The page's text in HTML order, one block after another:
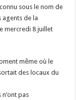
sous le nom de
agents de la
mercredi 8 juillet
même où le
des locaux du
pas